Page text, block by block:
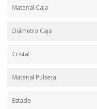
Material Caja
Diámetro Caja
Cristal
Material Pulsera
Estado